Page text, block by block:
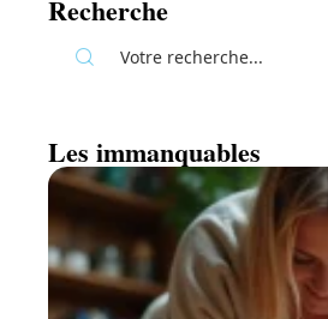
Recherche
Les immanquables